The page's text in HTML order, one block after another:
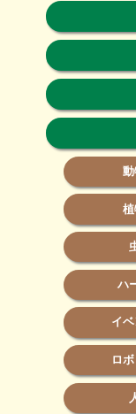
ハ
イ
ロ